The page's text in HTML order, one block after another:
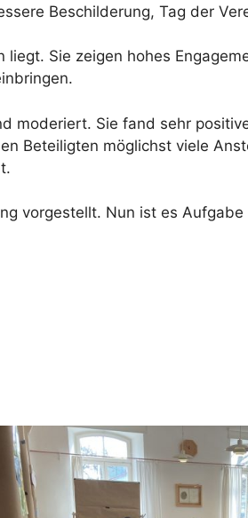
Beschilderung, Tag der
Sie zeigen hohes
moderiert. Sie fand sehr
Beteiligten möglichst viele
vorgestellt. Nun ist es